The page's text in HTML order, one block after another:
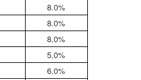
8.0%
8.0%
8.0%
5.0%
6.0%